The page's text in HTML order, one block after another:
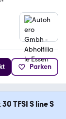
Parken
TFSI S line S